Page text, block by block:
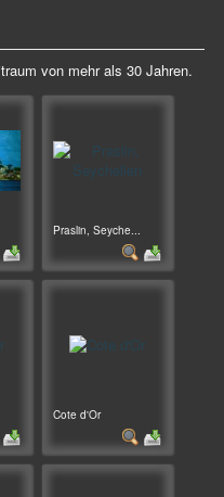
von mehr als 30 Jahren.
Praslin, Seyche...
Cote d'Or